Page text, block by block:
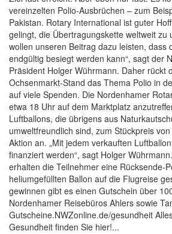
vereinzelten Polio-Ausbrüchen – zum
Pakistan. Rotary International ist guter
gelingt, die Übertragungskette weltweit zu
wollen unseren Beitrag dazu leisten, dass
endgültig besiegt werden kann“, sagt der
Präsident Holger Wührmann. Daher rückt
Ochsenmarkt-Stand das Thema Polio in
auf viele Spenden. Die Nordenhamer
etwa 18 Uhr auf dem Marktplatz
Luftballons, die übrigens aus
umweltfreundlich sind, zum Stückpreis
Aktion an. „Mit jedem verkauften
finanziert werden“, sagt Holger
erhalten die Teilnehmer eine Rücksende-
heliumgefüllten Ballon auf die Flugreise
gewinnen gibt es einen Gutschein über
Nordenhamer Reisebüros Ahlers sowie
Gutscheine.NWZonline.de/gesundheit
Gesundheit finden Sie hier!...